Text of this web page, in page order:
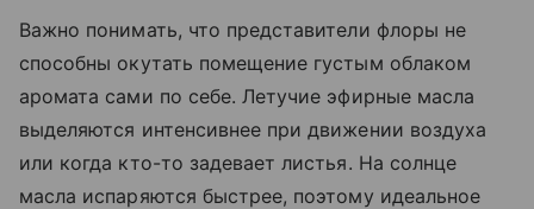
Важно понимать, что представители флоры не
способны окутать помещение густым облаком
аромата сами по себе. Летучие эфирные масла
выделяются интенсивнее при движении воздуха
или когда кто-то задевает листья. На солнце
масла испаряются быстрее, поэтому идеальное